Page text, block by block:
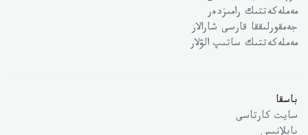
مەملەكەتتىك رامىزدەر
جەمقورلىققا قارسى شارالار
مەملەكەتتىك ساتىپ الۋلار
باسقا
سايت كارتاسى